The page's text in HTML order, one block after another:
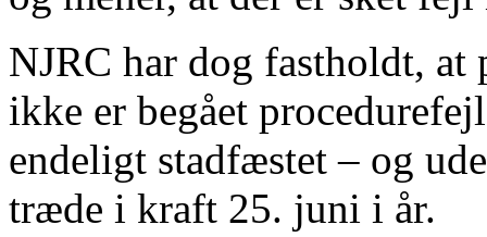
NJRC har dog fastholdt, at
ikke er begået
endeligt stadfæstet – og
træde i kraft 25. juni i år.